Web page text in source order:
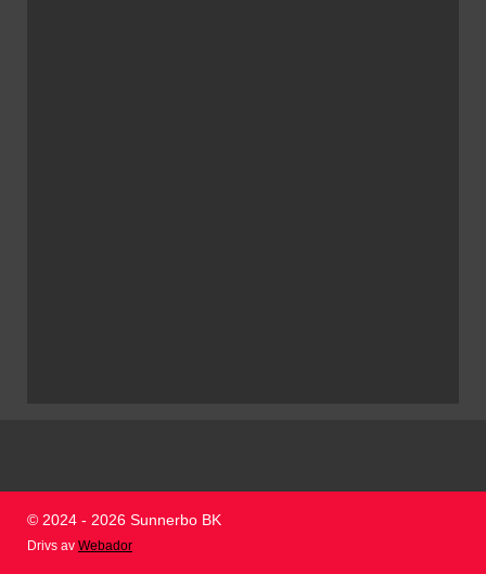
© 2024 - 2026 Sunnerbo BK
Drivs av Webador